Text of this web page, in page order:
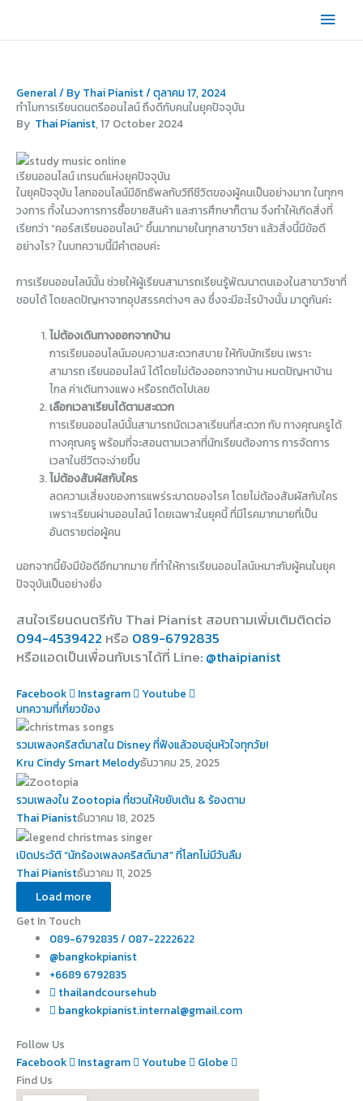
content
Main
General/ By Thai Pianist/ตุลาคม 17, 2024
ทำไมการเรียนดนตรีออนไลน์ ถึงดีกับคนในยุคปัจจุบัน
By Thai Pianist, 17 October 2024
เรียนออนไลน์ เทรนด์แห่งยุคปัจจุบัน
ในยุคปัจจุบัน โลกออนไลน์มีอิทธิพลกับวิถีชีวิตของผู้คนเป็นอย่างมาก ในทุกๆ
วงการ ทั้งในวงการการซื้อขายสินค้า และการศึกษาก็ตาม จึงทำให้เกิดสิ่งที่
เรียกว่า “คอร์สเรียนออนไลน์” ขึ้นมากมายในทุกสาขาวิชา แล้วสิ่งนี้มีข้อดี
อย่างไร? ในบทความนี้มีคำตอบค่ะ
การเรียนออนไลน์นั้น ช่วยให้ผู้เรียนสามารถเรียนรู้พัฒนาตนเองในสาขาวิชาที่
ชอบได้ โดยลดปัญหาจากอุปสรรคต่างๆ ลง ซึ่งจะมีอะไรบ้างนั้น มาดูกันค่ะ
ไม่ต้องเดินทางออกจากบ้าน
การเรียนออนไลน์มอบความสะดวกสบาย ให้กับนักเรียน เพราะ
สามารถ เรียนออนไลน์ ได้โดยไม่ต้องออกจากบ้าน หมดปัญหาบ้าน
ไกล ค่าเดินทางแพง หรือรถติดไปเลย
เลือกเวลาเรียนได้ตามสะดวก
การเรียนออนไลน์นั้นสามารถนัดเวลาเรียนที่สะดวก กับ ทางคุณครูได้
ทางคุณครู พร้อมที่จะสอนตามเวลาที่นักเรียนต้องการ การจัดการ
เวลาในชีวิตจะง่ายขึ้น
ไม่ต้องสัมผัสกับใคร
ลดความเสี่ยงของการแพร่ระบาดของโรค โดยไม่ต้องสัมผัสกับใคร
เพราะเรียนผ่านออนไลน์ โดยเฉพาะในยุคนี้ ที่มีโรคมากมายที่เป็น
อันตรายต่อผู้คน
นอกจากนี้ยังมีข้อดีอีกมากมาย ที่ทำให้การเรียนออนไลน์เหมาะกับผู้คนในยุค
ปัจจุบันเป็นอย่างยิ่ง
สนใจเรียนดนตรีกับ Thai Pianist สอบถามเพิ่มเติมติดต่อ
094-4539422 หรือ 089-6792835
หรือแอดเป็นเพื่อนกับเราได้ที่ Line: @thaipianist
Facebook Instagram
Youtube
บทความที่เกี่ยวข้อง
รวมเพลงคริสต์มาสใน Disney ที่ฟังแล้วอบอุ่นหัวใจทุกวัย!
Kru Cindy Smart Melodyธันวาคม 25, 2025
รวมเพลงใน Zootopia ที่ชวนให้ขยับเต้น & ร้องตาม
Thai Pianistธันวาคม 18, 2025
เปิดประวัติ “นักร้องเพลงคริสต์มาส” ที่โลกไม่มีวันลืม
Thai Pianistธันวาคม 11, 2025
Load more
Get In Touch
089-6792835 / 087-2222622
@bangkokpianist
+6689 6792835
thailandcoursehub
bangkokpianist.internal@gmail.com
Follow Us
Facebook
Instagram Youtube
Globe
Find Us